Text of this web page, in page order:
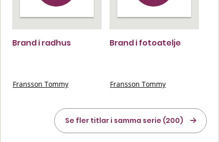
Brand i radhus
Fransson Tommy
Brand i fotoatelje
Fransson Tommy
Se fler titlar i samma serie (200)